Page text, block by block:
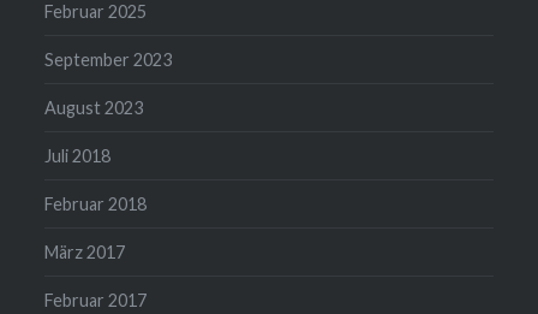
Februar 2025
September 2023
August 2023
Juli 2018
Februar 2018
März 2017
Februar 2017